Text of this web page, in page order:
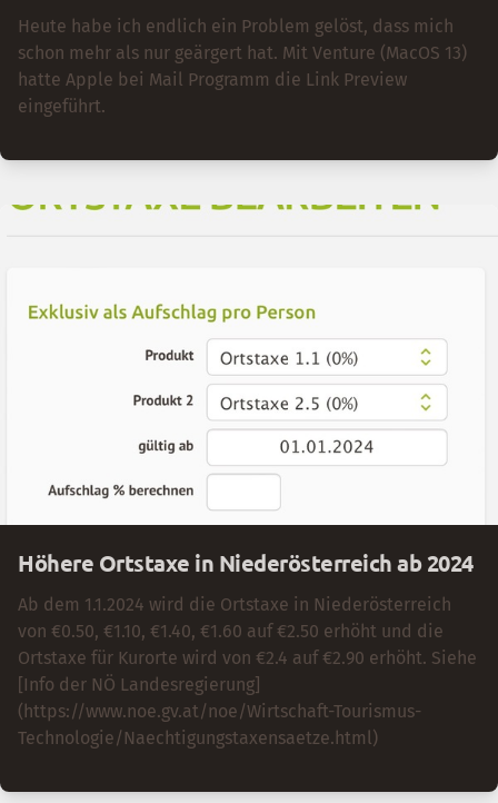
Heute habe ich endlich ein Problem gelöst, dass mich
schon mehr als nur geärgert hat. Mit Venture (MacOS 13)
hatte Apple bei Mail Programm die Link Preview
eingeführt.
Höhere Ortstaxe in Niederösterreich ab 2024
Ab dem 1.1.2024 wird die Ortstaxe in Niederösterreich
von €0.50, €1.10, €1.40, €1.60 auf €2.50 erhöht und die
Ortstaxe für Kurorte wird von €2.4 auf €2.90 erhöht. Siehe
[Info der NÖ Landesregierung]
(https://www.noe.gv.at/noe/Wirtschaft-Tourismus-
Technologie/Naechtigungstaxensaetze.html)